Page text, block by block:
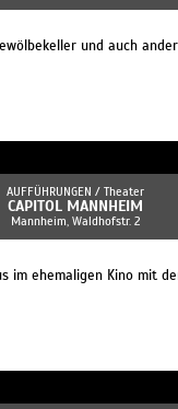
und auch
AUFFÜHRUNGEN / Theater
CAPITOL MANNHEIM
Mannheim, Waldhofstr. 2
im ehemaligen Kino mit